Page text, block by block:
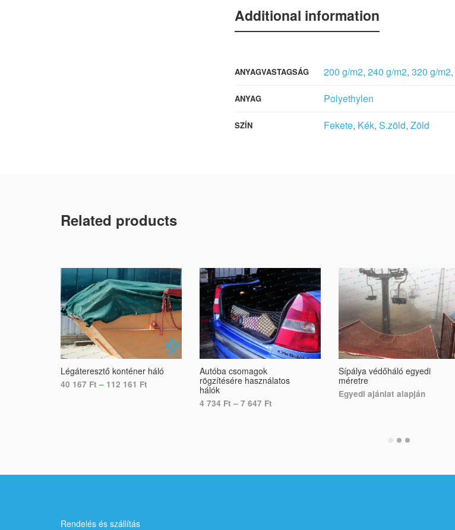
Additional information
ANYAGVASTAGSÁG 200 g/m2, 240 g/m2, 320 g/m2,
ANYAG Polyethylen
SZÍN Fekete, Kék, S.zöld, Zöld
Related products
Légáteresztő konténer háló
40 167 Ft – 112 161 Ft
Autóba csomagok
rögzítésére használatos
hálók
4 734 Ft – 7 647 Ft
Sípálya védőháló egyedi
méretre
Egyedi ajánlat alapján
Rendelés és szállítás